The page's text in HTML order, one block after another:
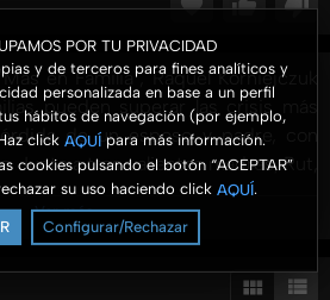
POR TU PRIVACIDAD
y de terceros para fines analíticos y
personalizada en base a un perfil
hábitos de navegación (por ejemplo,
click AQUÍ para más información.
cookies pulsando el botón “ACEPTAR”
su uso haciendo click AQUÍ.
Configurar/Rechazar
en Familia", Raquel Korniejczuk
pueden superar las crisis más
de un esposo y padre, con
Junto a tres valientes madres, Rut,
revela desgarradoras
y la fortaleza encontrada en la fe y
La importancia de mantener a la
de un nuevo ritmo de vida
Ver más